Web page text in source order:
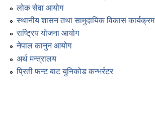
लोक सेवा आयोग
स्थानीय शासन तथा सामुदायिक विकास कार्यक्रम
राष्ट्रिय योजना आयोग
नेपाल कानुन आयोग
अर्थ मन्त्रालय
प्रिती फन्ट बाट युनिकोड कन्भर्रटर